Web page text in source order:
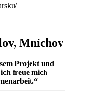
Mníchov
Projekt und
freue mich